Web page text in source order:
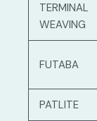
TERMINAL
WEAVING
FUTABA
PATLITE